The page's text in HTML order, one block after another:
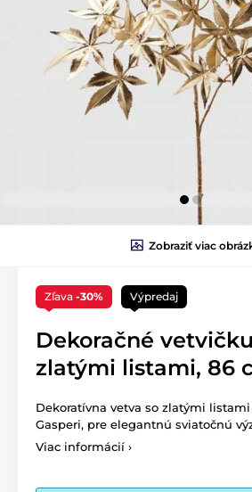
Zobraziť viac
Zľava -30% Výpredaj
Dekoračné
zlatými listami, 86
Dekoratívna vetva so zlatými listami
Gasperi, pre elegantnú sviatočnú
Viac informácií ›